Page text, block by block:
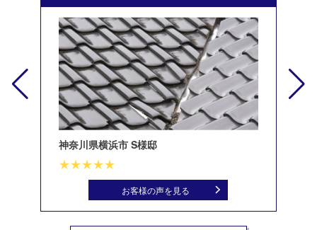
神奈川県横浜市 S様邸
お客様の声を見る